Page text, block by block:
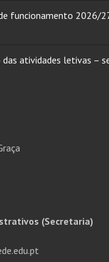
funcionamento 2026/
das atividades letivas –
(Secretaria)